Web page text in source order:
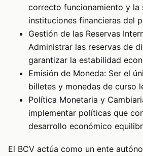
correcto funcionamiento y la
instituciones financieras del
Gestión de las Reservas
Administrar las reservas de
garantizar la estabilidad
Emisión de Moneda: Ser el
billetes y monedas de curso
Política Monetaria y
implementar políticas que
desarrollo económico
El BCV actúa como un ente